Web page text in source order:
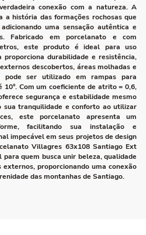
conexão com a natureza. A
história das formações rochosas que
uma sensação autêntica e
Fabricado em porcelanato e com
este produto é ideal para uso
durabilidade e resistência,
descobertos, áreas molhadas e
pode ser utilizado em rampas para
Com um coeficiente de atrito = 0,6,
segurança e estabilidade mesmo
sua tranquilidade e conforto ao utilizar
este porcelanato apresenta um
facilitando sua instalação e
impecável em seus projetos de design
Villagres 63x108 Santiago Ext
para quem busca unir beleza, qualidade
proporcionando uma conexão
das montanhas de Santiago.